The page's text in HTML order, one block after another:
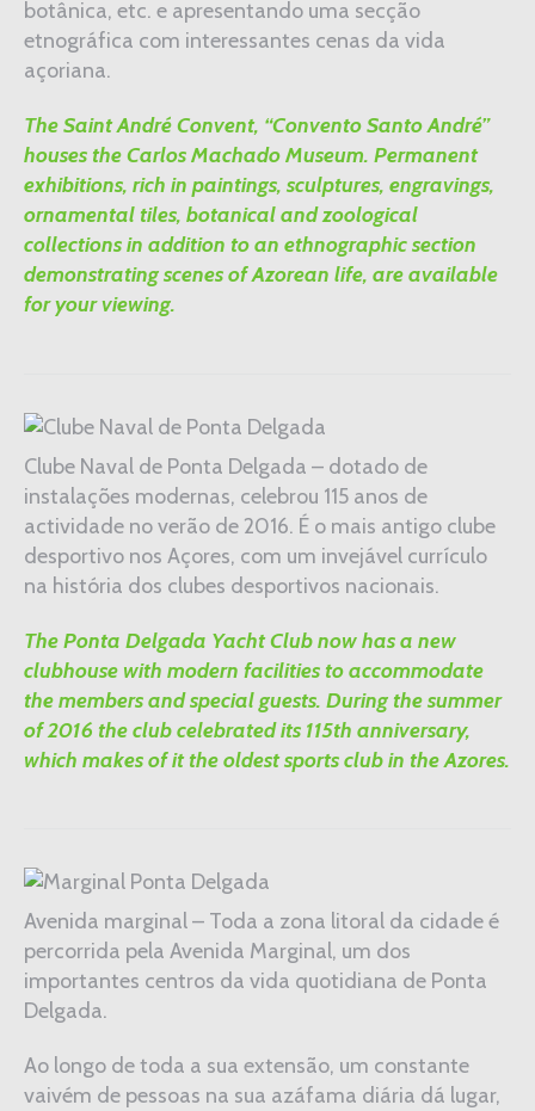
botânica, etc. e apresentando uma secção
etnográfica com interessantes cenas da vida
açoriana.
The Saint André Convent, “Convento Santo André”
houses the Carlos Machado Museum. Permanent
exhibitions, rich in paintings, sculptures, engravings,
ornamental tiles, botanical and zoological
collections in addition to an ethnographic section
demonstrating scenes of Azorean life, are available
for your viewing.
Clube Naval de Ponta Delgada – dotado de
instalações modernas, celebrou 115 anos de
actividade no verão de 2016. É o mais antigo clube
desportivo nos Açores, com um invejável currículo
na história dos clubes desportivos nacionais.
The Ponta Delgada Yacht Club now has a new
clubhouse with modern facilities to accommodate
the members and special guests. During the summer
of 2016 the club celebrated its 115th anniversary,
which makes of it the oldest sports club in the Azores.
Avenida marginal – Toda a zona litoral da cidade é
percorrida pela Avenida Marginal, um dos
importantes centros da vida quotidiana de Ponta
Delgada.
Ao longo de toda a sua extensão, um constante
vaivém de pessoas na sua azáfama diária dá lugar,